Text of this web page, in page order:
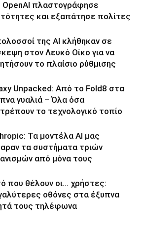
OpenAI πλαστογράφησε
και εξαπάτησε πολίτες
της ΑΙ κλήθηκαν σε
στον Λευκό Οίκο για να
το πλαίσιο ρύθμισης
Unpacked: Από το Fold8 στα
γυαλιά – Όλα όσα
το τεχνολογικό τοπίο
Τα μοντέλα AI μας
τα συστήματα τριών
από μόνα τους
που θέλουν οι… χρήστες:
οθόνες στα έξυπνα
τους τηλέφωνα